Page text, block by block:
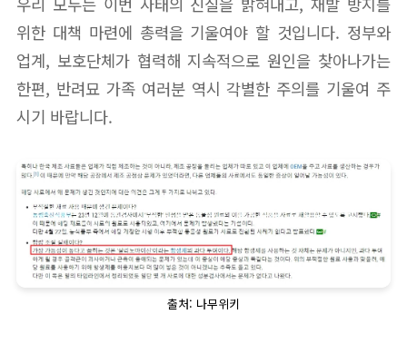
위한 대책 마련에 총력을 기울여야 할 것입니다. 정부와
업계, 보호단체가 협력해 지속적으로 원인을 찾아나가는
한편, 반려묘 가족 여러분 역시 각별한 주의를 기울여 주
시기 바랍니다.
출처: 나무위키